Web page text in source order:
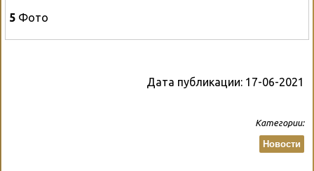
5 Фото
Дата публикации: 17-06-2021
Категории:
Новости